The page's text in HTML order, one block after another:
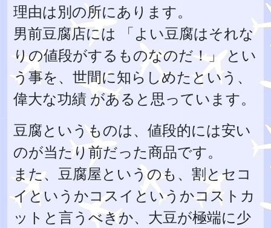
理由は別の所にあります。
男前豆腐店には 「よい豆腐はそれな
りの値段がするものなのだ！」 とい
う事を、世間に知らしめたという、
偉大な功績 があると思っています。
豆腐というものは、値段的には安い
のが当たり前だった商品です。
また、豆腐屋というのも、割とセコ
イというかコスイというかコストカ
ットと言うべきか、大豆が極端に少